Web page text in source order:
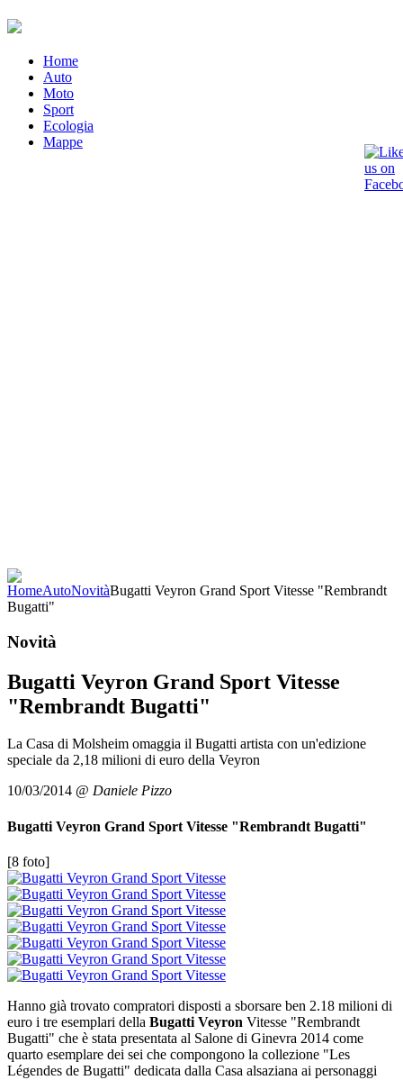
Home
Auto
Moto
Sport
Ecologia
Mappe
HomeAutoNovitàBugatti Veyron Grand Sport Vitesse "Rembrandt
Bugatti"
Novità
Bugatti Veyron Grand Sport Vitesse
"Rembrandt Bugatti"
La Casa di Molsheim omaggia il Bugatti artista con un'edizione
speciale da 2,18 milioni di euro della Veyron
10/03/2014 @ Daniele Pizzo
Bugatti Veyron Grand Sport Vitesse "Rembrandt Bugatti"
[8 foto]
Hanno già trovato compratori disposti a sborsare ben 2.18 milioni di
euro i tre esemplari della Bugatti Veyron Vitesse "Rembrandt
Bugatti" che è stata presentata al Salone di Ginevra 2014 come
quarto esemplare dei sei che compongono la collezione "Les
Légendes de Bugatti" dedicata dalla Casa alsaziana ai personaggi